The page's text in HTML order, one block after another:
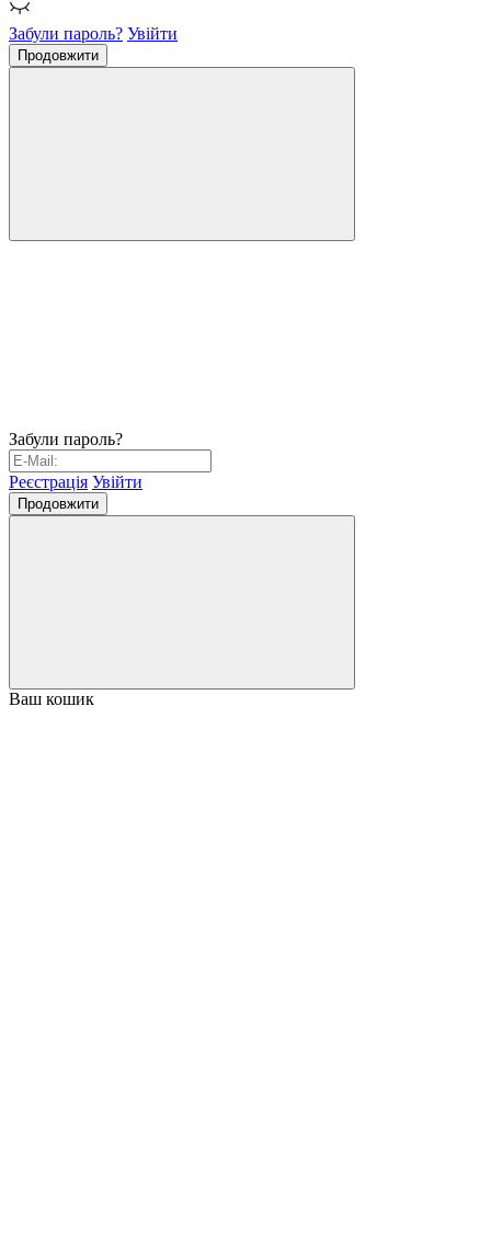
Забули пароль? Увійти
Продовжити
Забули пароль?
Реєстрація Увійти
Продовжити
Ваш кошик